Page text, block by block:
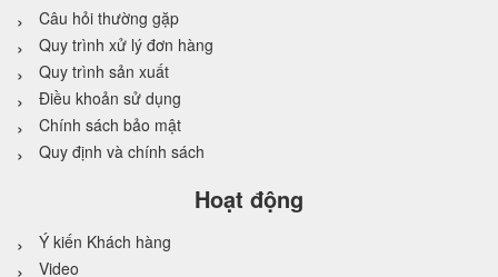
Câu hỏi thường gặp
Quy trình xử lý đơn hàng
Quy trình sản xuất
Điều khoản sử dụng
Chính sách bảo mật
Quy định và chính sách
Hoạt động
Ý kiến Khách hàng
Video